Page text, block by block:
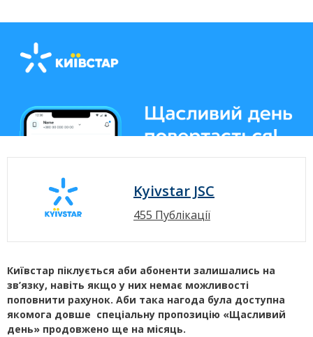
Kyivstar JSC
455 Публікації
Київстар піклується аби абоненти залишались на
зв’язку, навіть якщо у них немає можливості
поповнити рахунок. Аби така нагода була доступна
якомога довше спеціальну пропозицію «Щасливий
день» продовжено ще на місяць.